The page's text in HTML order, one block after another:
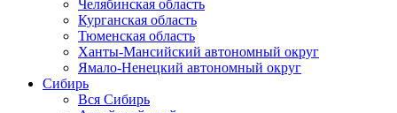
Челябинская область
Курганская область
Тюменская область
Ханты-Мансийский автономный округ
Ямало-Ненецкий автономный округ
Сибирь
Вся Сибирь